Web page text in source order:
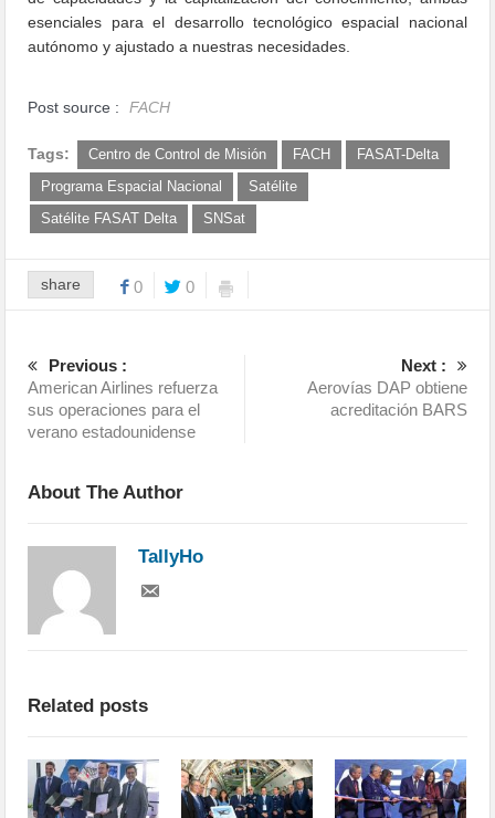
esenciales para el desarrollo tecnológico espacial nacional
autónomo y ajustado a nuestras necesidades.
Post source : FACH
Tags: Centro de Control de Misión FACH
FASAT-Delta
Programa Espacial Nacional
Satélite
Satélite FASAT Delta
SNSat
share 0 0
Previous :
American Airlines refuerza
sus operaciones para el
verano estadounidense
Next :
Aerovías DAP obtiene
acreditación BARS
About The Author
TallyHo
Related posts